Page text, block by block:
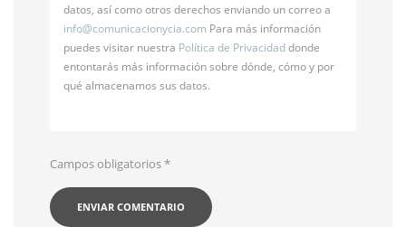
datos, así como otros derechos enviando un correo a
info@comunicacionycia.com Para más información
puedes visitar nuestra Política de Privacidaddonde
entontarás más información sobre dónde, cómo y por
qué almacenamos sus datos.
Campos obligatorios*